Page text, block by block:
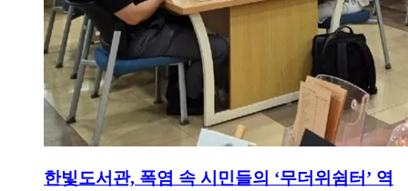
한빛도서관, 폭염 속 시민들의 ‘무더위쉼터’ 역